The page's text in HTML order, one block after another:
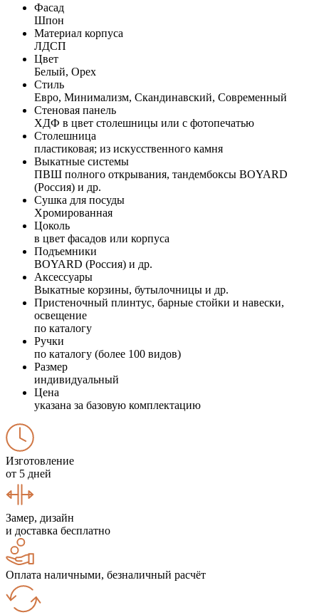
Фасад
Шпон
Материал корпуса
ЛДСП
Цвет
Белый, Орех
Стиль
Евро, Минимализм, Скандинавский, Современный
Стеновая панель
ХДФ в цвет столешницы или с фотопечатью
Столешница
пластиковая; из искусственного камня
Выкатные системы
ПВШ полного открывания, тандембоксы BOYARD
(Россия) и др.
Сушка для посуды
Хромированная
Цоколь
в цвет фасадов или корпуса
Подъемники
BOYARD (Россия) и др.
Аксессуары
Выкатные корзины, бутылочницы и др.
Пристеночный плинтус, барные стойки и навески,
освещение
по каталогу
Ручки
по каталогу (более 100 видов)
Размер
индивидуальный
Цена
указана за базовую комплектацию
Изготовление
от 5 дней
Замер, дизайн
и доставка бесплатно
Оплата наличными, безналичный расчёт